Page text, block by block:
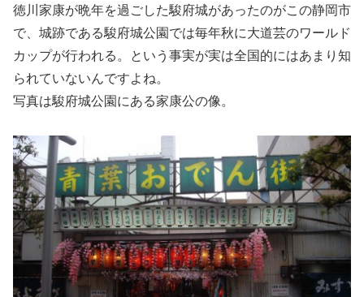
徳川家康が晩年を過ごした駿府城があったのがこの静岡市
で、城跡である駿府城公園では毎年秋に大道芸のワールド
カップが行われる。という事実が実は全国的にはあまり知
られていないんですよね。
写真は駿府城公園にある家康公の像。